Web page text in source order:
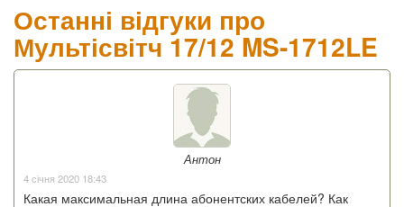
Останні відгуки про
Мультісвітч 17/12 MS-1712LE
Антон
4 січня 2020 18:43
Какая максимальная длина абонентских кабелей? Как